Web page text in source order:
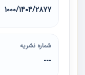
شماره نشریه
---